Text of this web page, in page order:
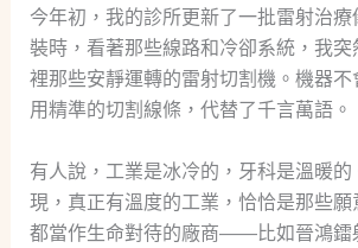
今年初，我的診所更新了一批雷射治
裝時，看著那些線路和冷卻系統，我
裡那些安靜運轉的雷射切割機。機器不
用精準的切割線條，代替了千言萬語。
有人說，工業是冰冷的，牙科是溫暖的
現，真正有溫度的工業，恰恰是那些
都當作生命對待的廠商——比如晉鴻鐳